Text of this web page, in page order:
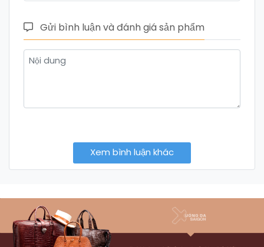
Gửi bình luận và đánh giá sản phẩm
Xem bình luận khác